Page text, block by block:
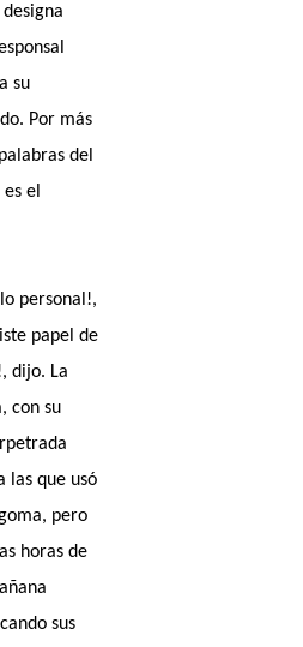
su
Por más
del
el
personal!,
papel de
dijo. La
con su
las que usó
pero
horas de
sus